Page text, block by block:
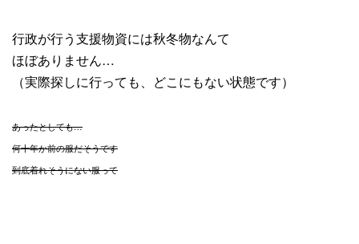
行政が行う支援物資には秋冬物なんて
ほぼありません…
（実際探しに行っても、どこにもない状態です）
あったとしても…
何十年か前の服だそうです
到底着れそうにない服って